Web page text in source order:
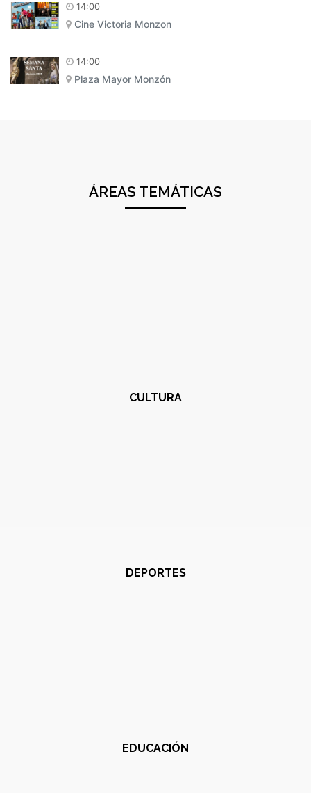
14:00
Cine Victoria Monzon
14:00
Plaza Mayor Monzón
ÁREAS TEMÁTICAS
CULTURA
DEPORTES
EDUCACIÓN